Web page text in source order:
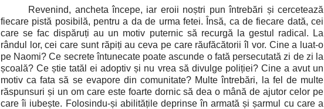
Revenind, ancheta începe, iar eroii noștri pun întrebări și cercetează
fiecare pistă posibilă, pentru a da de urma fetei. Însă, ca de fiecare dată, cei
care se fac dispăruți au un motiv puternic să recurgă la gestul radical. La
rândul lor, cei care sunt răpiți au ceva pe care răufăcătorii îl vor. Cine a luat-o
pe Naomi? Ce secrete întunecate poate ascunde o fată persecutată zi de zi la
școală? Ce știe tatăl ei adoptiv și nu vrea să divulge poliției? Cine a avut un
motiv ca fata să se evapore din comunitate? Multe întrebări, la fel de multe
răspunsuri și un om care este foarte dornic să dea o mână de ajutor celor pe
care îi iubește. Folosindu-și abilitățile deprinse în armată și șarmul cu care a